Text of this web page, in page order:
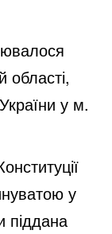
області,
у м.
у
піддана